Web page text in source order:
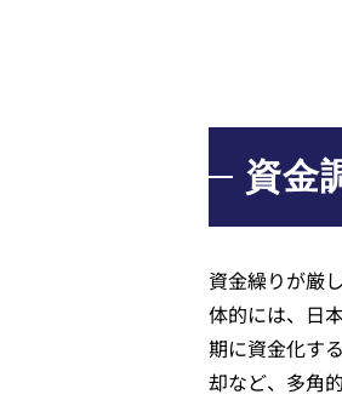
資金
資金繰りが厳
体的には、日
期に資金化す
却など、多角